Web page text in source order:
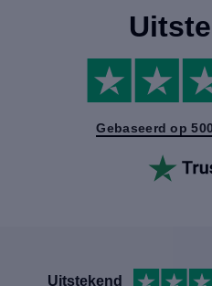
Gebaseerd op
Uitstekend